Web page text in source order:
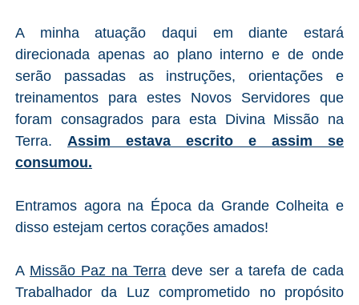
A minha atuação daqui em diante estará
direcionada apenas ao plano interno e de onde
serão passadas as instruções, orientações e
treinamentos para estes Novos Servidores que
foram consagrados para esta Divina Missão na
Terra. Assim estava escrito e assim se
consumou.
Entramos agora na Época da Grande Colheita e
disso estejam certos corações amados!
A Missão Paz na Terra deve ser a tarefa de cada
Trabalhador da Luz comprometido no propósito